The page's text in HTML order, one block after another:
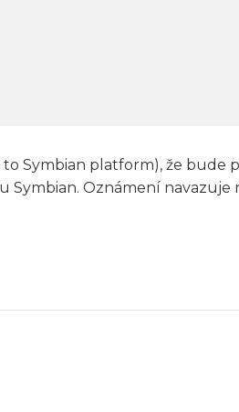
Symbian platform), že bude
Symbian. Oznámení navazuje